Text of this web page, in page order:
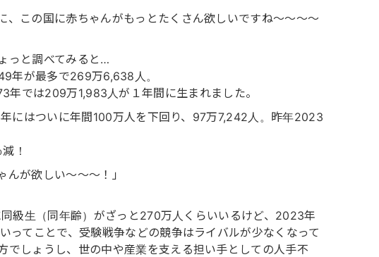
、この国に赤ちゃんがもっとたくさん欲しいですね〜〜〜〜
っと調べてみると…
年が最多で269万6,638人。
年では209万1,983人が１年間に生まれました。
にはついに年間100万人を下回り、97万7,242人。昨年2023
！
が欲しい〜〜〜！」
級生（同年齢）がざっと270万人くらいいるけど、2023年
ってことで、受験戦争などの競争はライバルが少なくなって
でしょうし、世の中や産業を支える担い手としての人手不